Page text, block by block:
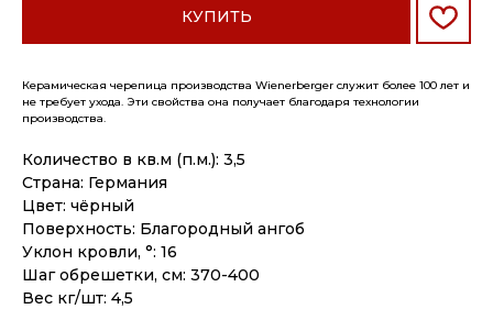
КУПИТЬ
Керамическая черепица производства Wienerberger служит более 100 лет и
не требует ухода. Эти свойства она получает благодаря технологии
производства.
Количество в кв.м (п.м.): 3,5
Страна: Германия
Цвет: чёрный
Поверхность: Благородный ангоб
Уклон кровли, °: 16
Шаг обрешетки, см: 370-400
Вес кг/шт: 4,5